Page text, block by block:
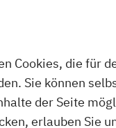
040/303 977-
Fahrgäste auch
zu
Cookies, die für
Sie können
der Seite
erlauben Sie